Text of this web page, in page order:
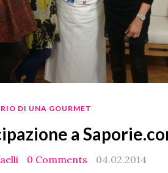
DI UNA GOURMET
a
0 Comments 04.02.2014